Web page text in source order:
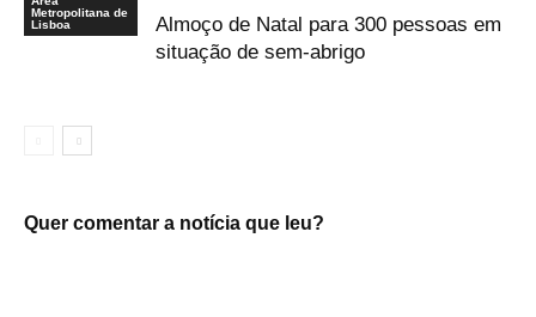
Metropolitana de
Lisboa
Almoço de Natal para 300 pessoas em
situação de sem-abrigo
Quer comentar a notícia que leu?